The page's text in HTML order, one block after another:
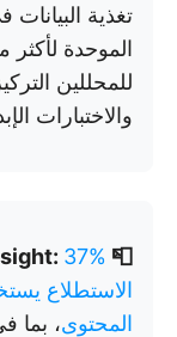
تغذية
للمحللين
والاختبارات
📮 ClickUp Insight:
الاستطلاع
المحتوى، بما